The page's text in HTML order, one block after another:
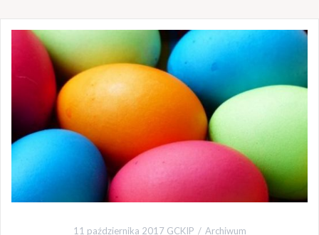
11 października 2017 GCKIP Archiwum